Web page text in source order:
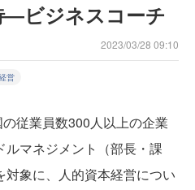
―ビジネスコーチ
2023/03/28 09:10
営
従業員数300人以上の企業
マネジメント（部長・課
象に、人的資本経営につい